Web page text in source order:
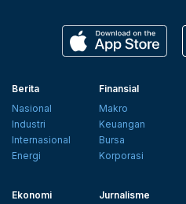
Berita
Nasional
Industri
Internasional
Energi
Finansial
Makro
Keuangan
Bursa
Korporasi
Ekonomi
Jurnalisme